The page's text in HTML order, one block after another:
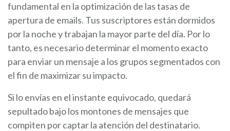
fundamental en la optimización de las tasas de
apertura de emails. Tus suscriptores están dormidos
por la noche y trabajan la mayor parte del día. Por lo
tanto, es necesario determinar el momento exacto
para enviar un mensaje a los grupos segmentados con
el fin de maximizar su impacto.
Si lo envías en el instante equivocado, quedará
sepultado bajo los montones de mensajes que
compiten por captar la atención del destinatario.